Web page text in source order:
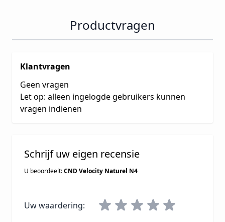
Productvragen
Klantvragen
Geen vragen
Let op: alleen ingelogde gebruikers kunnen
vragen indienen
Schrijf uw eigen recensie
U beoordeelt:CND Velocity Naturel N4
Uw waardering: